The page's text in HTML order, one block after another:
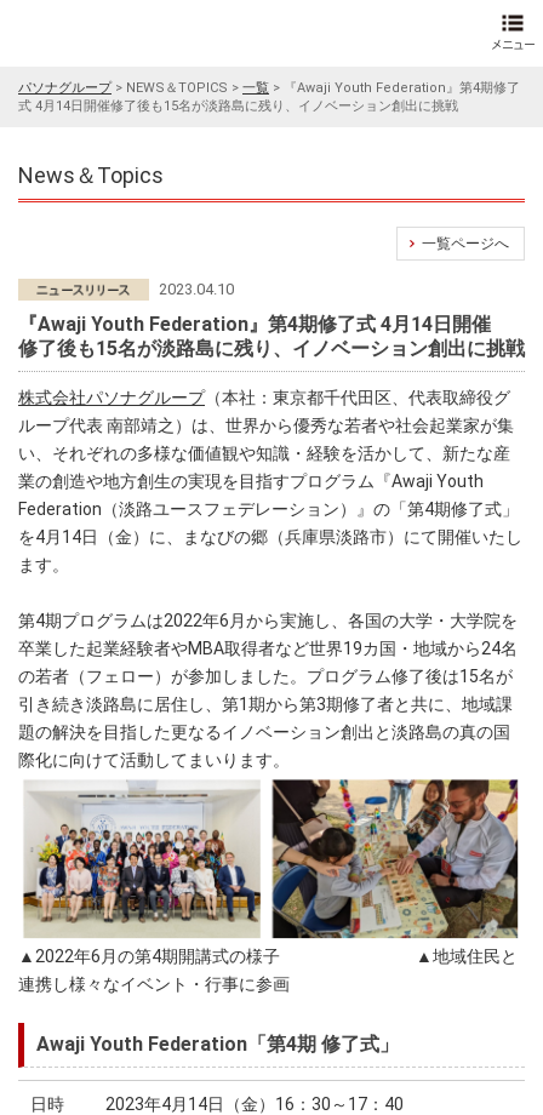
パソナグループ> NEWS＆TOPICS > 一覧 >
『Awaji Youth Federation』第4期修了
式 4月14日開催修了後も15名が淡路島に残り、イノベーション創出に挑戦
News＆Topics
一覧ページへ
2023.04.10
『Awaji Youth Federation』第4期修了式 4月14日開催
修了後も15名が淡路島に残り、イノベーション創出に挑戦
株式会社パソナグループ（本社：東京都千代田区、代表取締役グ
ループ代表 南部靖之）は、世界から優秀な若者や社会起業家が集
い、それぞれの多様な価値観や知識・経験を活かして、新たな産
業の創造や地方創生の実現を目指すプログラム『Awaji Youth
Federation（淡路ユースフェデレーション）』の「第4期修了式」
を4月14日（金）に、まなびの郷（兵庫県淡路市）にて開催いたし
ます。
第4期プログラムは2022年6月から実施し、各国の大学・大学院を
卒業した起業経験者やMBA取得者など世界19カ国・地域から24名
の若者（フェロー）が参加しました。プログラム修了後は15名が
引き続き淡路島に居住し、第1期から第3期修了者と共に、地域課
題の解決を目指した更なるイノベーション創出と淡路島の真の国
際化に向けて活動してまいります。
▲2022年6月の第4期開講式の様子 ▲地域住民と
連携し様々なイベント・行事に参画
Awaji Youth Federation「第4期 修了式」
日時 2023年4月14日（金）16：30～17：40